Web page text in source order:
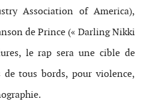
Asso­ci­a­tion of America),
de Prince (« Dar­ling Nikki
le rap sera une cible de
de tous bords, pour vio­lence,